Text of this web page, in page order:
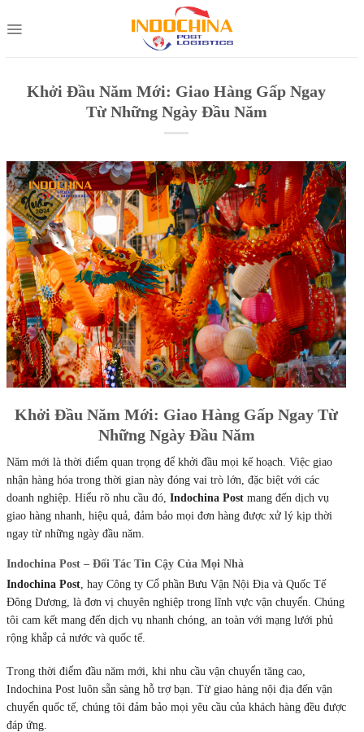
to
Khởi Đầu Năm Mới: Giao Hàng Gấp Ngay
Từ Những Ngày Đầu Năm
Khởi Đầu Năm Mới: Giao Hàng Gấp Ngay Từ
Những Ngày Đầu Năm
Năm mới là thời điểm quan trọng để khởi đầu mọi kế hoạch. Việc giao
nhận hàng hóa trong thời gian này đóng vai trò lớn, đặc biệt với các
doanh nghiệp. Hiểu rõ nhu cầu đó, Indochina Post mang đến dịch vụ
giao hàng nhanh, hiệu quả, đảm bảo mọi đơn hàng được xử lý kịp thời
ngay từ những ngày đầu năm.
Indochina Post – Đối Tác Tin Cậy Của Mọi Nhà
Indochina Post, hay Công ty Cổ phần Bưu Vận Nội Địa và Quốc Tế
Đông Dương, là đơn vị chuyên nghiệp trong lĩnh vực vận chuyển. Chúng
tôi cam kết mang đến dịch vụ nhanh chóng, an toàn với mạng lưới phủ
rộng khắp cả nước và quốc tế.
Trong thời điểm đầu năm mới, khi nhu cầu vận chuyển tăng cao,
Indochina Post luôn sẵn sàng hỗ trợ bạn. Từ giao hàng nội địa đến vận
chuyển quốc tế, chúng tôi đảm bảo mọi yêu cầu của khách hàng đều được
đáp ứng.